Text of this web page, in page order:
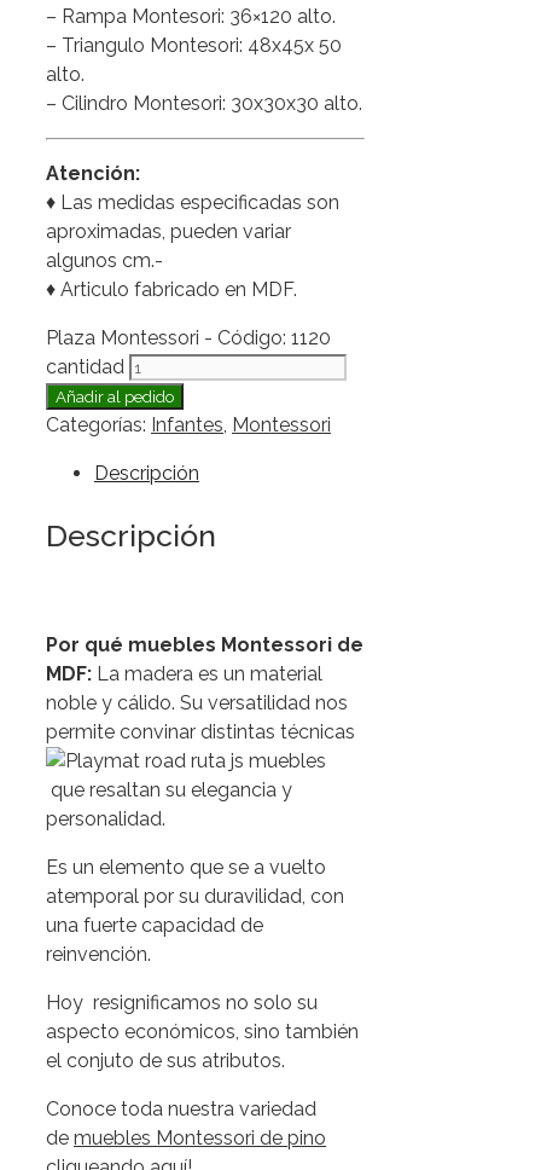
– Rampa Montesori: 36×120 alto.
– Triangulo Montesori: 48x45x 50
alto.
– Cilindro Montesori: 30x30x30 alto.
Atención:
♦ Las medidas especificadas son
aproximadas, pueden variar
algunos cm.-
♦ Articulo fabricado en MDF.
Plaza Montessori - Código: 1120
cantidad
Añadir al pedido
Categorías: Infantes Montessori
Descripción
Descripción
Por qué muebles Montessori de
MDF: La madera es un material
noble y cálido. Su versatilidad nos
permite convinar distintas técnicas
que resaltan su elegancia y
personalidad.
Es un elemento que se a vuelto
atemporal por su duravilidad, con
una fuerte capacidad de
reinvención.
Hoy resignificamos no solo su
aspecto económicos, sino también
el conjuto de sus atributos.
Conoce toda nuestra variedad
de muebles Montessori de pino